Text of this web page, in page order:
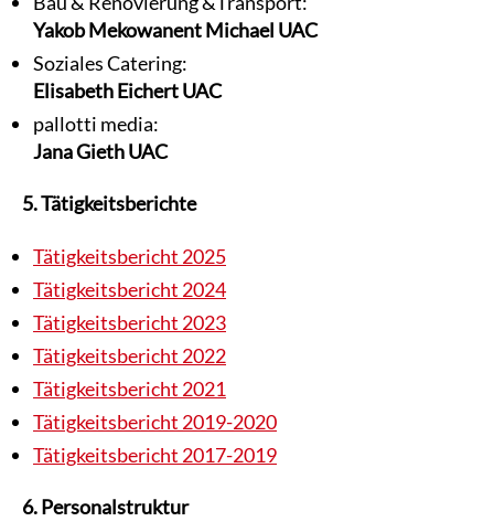
Yakob Mekowanent Michael UAC
Soziales Catering:
Elisabeth Eichert UAC
pallotti media:
Jana Gieth UAC
5. Tätigkeitsberichte
Tätigkeitsbericht 2025
Tätigkeitsbericht 2024
Tätigkeitsbericht 2023
Tätigkeitsbericht 2022
Tätigkeitsbericht 2021
Tätigkeitsbericht 2019-2020
Tätigkeitsbericht 2017-2019
6. Personalstruktur